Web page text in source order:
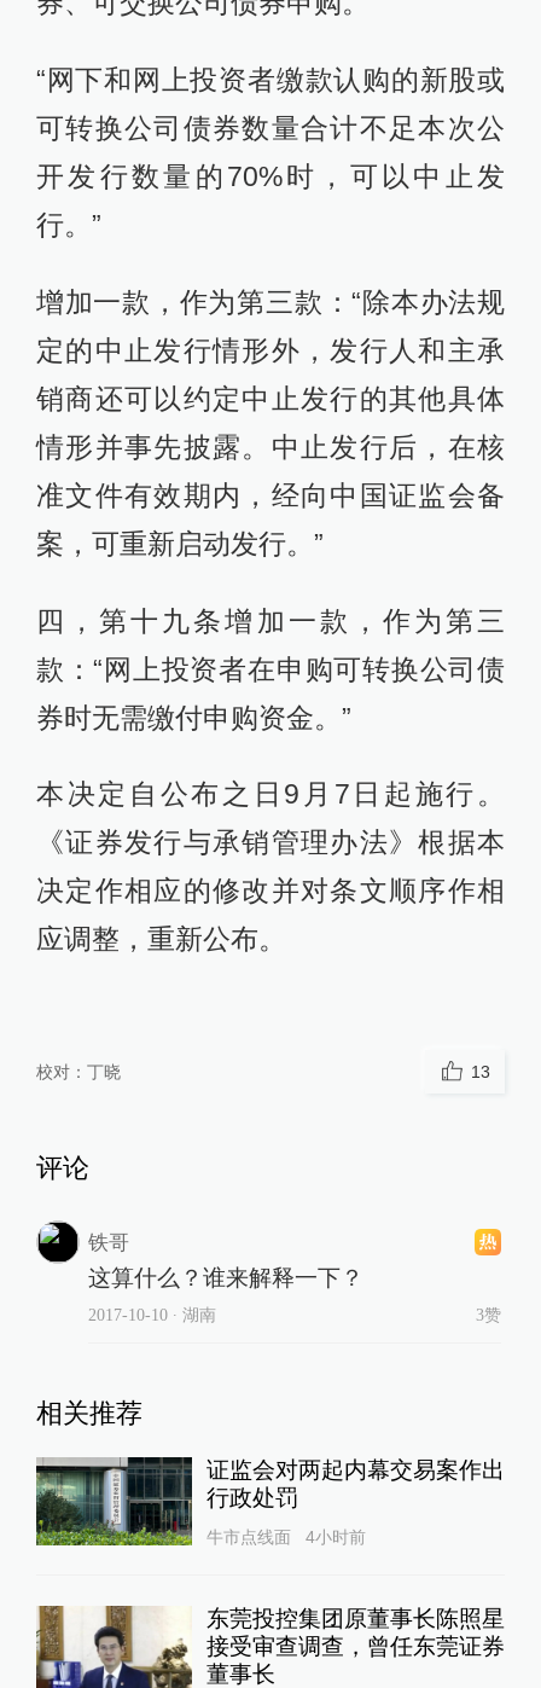
“网下和网上投资者缴款认购的新股或
可转换公司债券数量合计不足本次公
开发行数量的70%时，可以中止发
行。”
增加一款，作为第三款：“除本办法规
定的中止发行情形外，发行人和主承
销商还可以约定中止发行的其他具体
情形并事先披露。中止发行后，在核
准文件有效期内，经向中国证监会备
案，可重新启动发行。”
四，第十九条增加一款，作为第三
款：“网上投资者在申购可转换公司债
券时无需缴付申购资金。”
本决定自公布之日9月7日起施行。
《证券发行与承销管理办法》根据本
决定作相应的修改并对条文顺序作相
应调整，重新公布。
校对： 丁晓 13
评论
铁哥
这算什么？谁来解释一下？
2017-10-10∙ 湖南 3赞
相关推荐
证监会对两起内幕交易案作出
行政处罚
牛市点线面 4小时前
东莞投控集团原董事长陈照星
接受审查调查，曾任东莞证券
董事长